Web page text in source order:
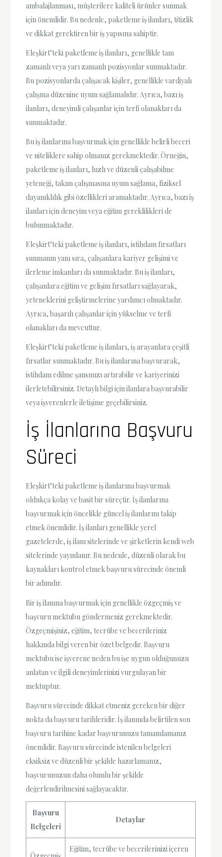
ambalajlanması, müşterilere kaliteli ürünler sunmak
için önemlidir. Bu nedenle, paketleme iş ilanları, titizlik
ve dikkat gerektiren bir iş yapısına sahiptir.
Eleşkirt’teki paketleme iş ilanları, genellikle tam
zamanlı veya yarı zamanlı pozisyonlar sunmaktadır.
Bu pozisyonlarda çalışacak kişiler, genellikle vardiyalı
çalışma düzenine uyum sağlamalıdır. Ayrıca, bazı iş
ilanları, deneyimli çalışanlar için terfi olanakları da
sunmaktadır.
Bu iş ilanlarına başvurmak için genellikle belirli beceri
ve niteliklere sahip olmanız gerekmektedir. Örneğin,
paketleme iş ilanları, hızlı ve düzenli çalışabilme
yeteneği, takım çalışmasına uyum sağlama, fiziksel
dayanıklılık gibi özellikleri aramaktadır. Ayrıca, bazı iş
ilanları için deneyim veya eğitim gereklilikleri de
bulunmaktadır.
Eleşkirt’teki paketleme iş ilanları, istihdam fırsatları
sunmanın yanı sıra, çalışanlara kariyer gelişimi ve
ilerleme imkanları da sunmaktadır. Bu iş ilanları,
çalışanlara eğitim ve gelişim fırsatları sağlayarak,
yeteneklerini geliştirmelerine yardımcı olmaktadır.
Ayrıca, başarılı çalışanlar için yükselme ve terfi
olanakları da mevcuttur.
Eleşkirt’teki paketleme iş ilanları, iş arayanlara çeşitli
fırsatlar sunmaktadır. Bu iş ilanlarına başvurarak,
istihdam edilme şansınızı artırabilir ve kariyerinizi
ilerletebilirsiniz. Detaylı bilgi için ilanlara başvurabilir
veya işverenlerle iletişime geçebilirsiniz.
İş İlanlarına Başvuru
Süreci
Eleşkirt’teki paketleme iş ilanlarına başvurmak
oldukça kolay ve basit bir süreçtir. İş ilanlarına
başvurmak için öncelikle güncel iş ilanlarını takip
etmek önemlidir. İş ilanları genellikle yerel
gazetelerde, iş ilanı sitelerinde ve şirketlerin kendi web
sitelerinde yayınlanır. Bu nedenle, düzenli olarak bu
kaynakları kontrol etmek başvuru sürecinde önemli
bir adımdır.
Bir iş ilanına başvurmak için genellikle özgeçmiş ve
başvuru mektubu göndermeniz gerekmektedir.
Özgeçmişiniz, eğitim, tecrübe ve becerileriniz
hakkında bilgi veren bir özet belgedir. Başvuru
mektubu ise işverene neden bu işe uygun olduğunuzu
anlatan ve ilgili deneyimlerinizi vurgulayan bir
mektuptur.
Başvuru sürecinde dikkat etmeniz gereken bir diğer
nokta da başvuru tarihleridir. İş ilanında belirtilen son
başvuru tarihine kadar başvurunuzu tamamlamanız
önemlidir. Başvuru sürecinde istenilen belgeleri
eksiksiz ve düzenli bir şekilde hazırlamanız,
başvurunuzun daha olumlu bir şekilde
değerlendirilmesini sağlayacaktır.
Başvuru
Belgeleri
Detaylar
Eğitim, tecrübe ve becerilerinizi içeren